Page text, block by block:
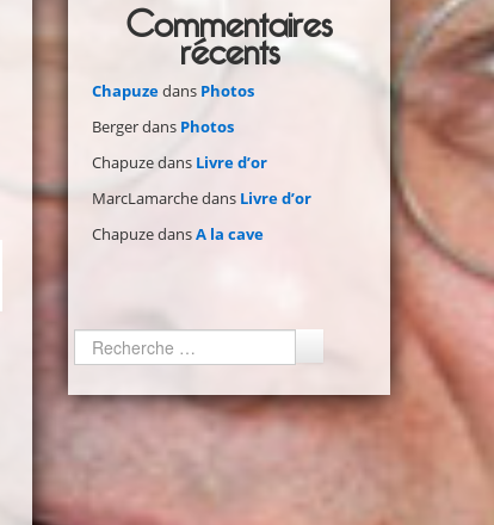
Commentaires
récents
Chapuzedans Photos
Bergerdans Photos
Chapuzedans Livre d’or
MarcLamarchedans Livre d’or
ChapuzedansA la cave